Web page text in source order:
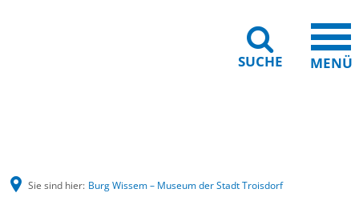
SUCHE MENÜ
Sie sind hier: Burg Wissem – Museum der Stadt Troisdorf